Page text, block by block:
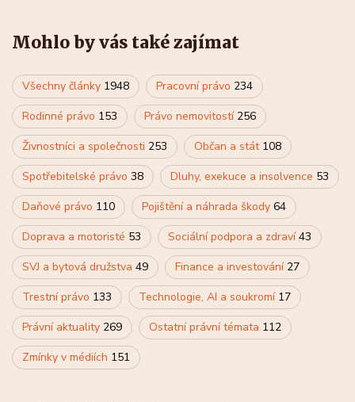
Mohlo by vás také zajímat
Všechny články 1948 Pracovní právo 234
Rodinné právo 153 Právo nemovitostí 256
Živnostníci a společnosti 253 Občan a stát 108
Spotřebitelské právo 38 Dluhy, exekuce a insolvence 53
Daňové právo 110 Pojištění a náhrada škody 64
Doprava a motoristé 53 Sociální podpora a zdraví43
SVJ a bytová družstva 49 Finance a investování 27
Trestní právo 133 Technologie, AI a soukromí 17
Právní aktuality 269 Ostatní právní témata 112
Zmínky v médiích 151